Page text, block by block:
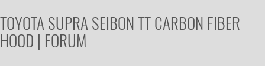
TOYOTA SUPRA SEIBON TT CARBON FIBER
HOOD | FORUM